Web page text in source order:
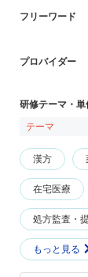
フリーワード
プロバイダー
研修テーマ・
テーマ
漢方
在宅医療
処方監査・
もっと見る